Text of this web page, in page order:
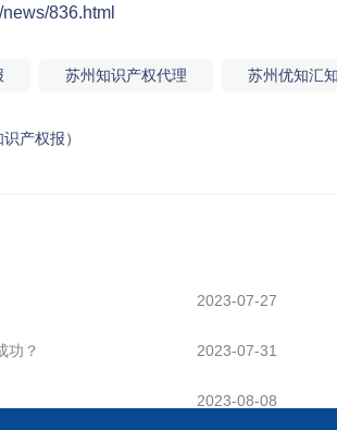
836.html
苏州知识产权代理 苏州优知汇
产权报）
2023-07-27
2023-07-31
功？
2023-08-08